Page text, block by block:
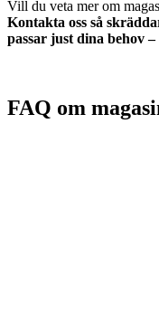
Vill du veta mer om
Kontakta oss så
passar just dina behov
FAQ om